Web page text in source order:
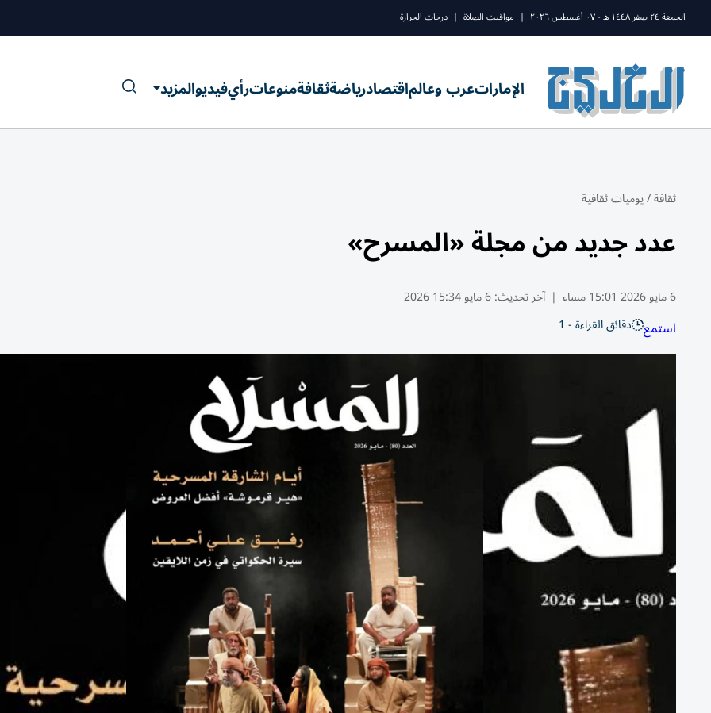
الجمعة ٢٤ صفر ١٤٤٨ ه - ٠٧ أغسطس ٢٠٢٦ | مواقيت الصلاة | درجات الحرارة
الإماراتعرب وعالماقتصادرياضةثقافةمنوعاترأيفيديوالمزيد
ثقافة/يوميات ثقافية
عدد جديد من مجلة «المسرح»
6 مايو 2026 15:01 مساء | آخر تحديث:6 مايو 15:34 2026
استمع دقائق القراءة - 1